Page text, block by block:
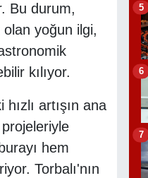
Bu durum,
yoğun ilgi,
kılıyor.
artışın ana
hem
Torbalı'nın
5
6
7